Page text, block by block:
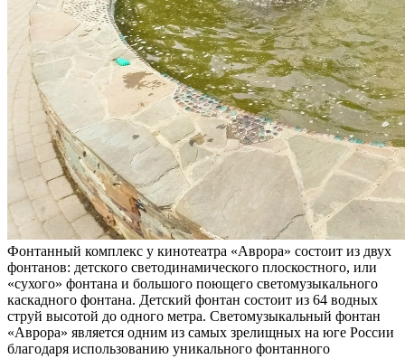
Фонтанный комплекс у кинотеатра «Аврора» состоит из двух
фонтанов: детского светодинамического плоскостного, или
«сухого» фонтана и большого поющего светомузыкального
каскадного фонтана. Детский фонтан состоит из 64 водных
струй высотой до одного метра. Светомузыкальный фонтан
«Аврора» является одним из самых зрелищных на юге России
благодаря использованию уникального фонтанного